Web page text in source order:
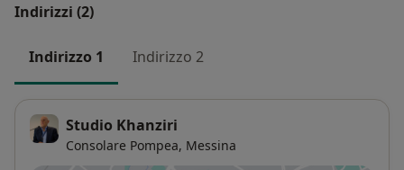
Indirizzi (2)
Indirizzo 1 Indirizzo 2
Studio Khanziri
Consolare Pompea, Messina